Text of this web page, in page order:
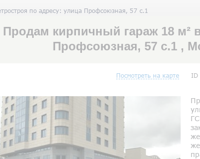
по адресу: улица Профсоюзная, 57 с.1
Продам кирпичный гараж 18 м²
Профсоюзная, 57 с.1 ,
Посмотреть на карте ID